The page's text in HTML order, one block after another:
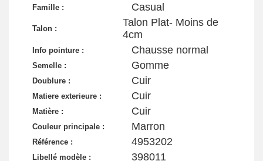
Famille : Casual
Talon :
Talon Plat- Moins de
4cm
Info pointure : Chausse normal
Semelle : Gomme
Doublure : Cuir
Matiere exterieure : Cuir
Matière : Cuir
Couleur principale : Marron
Référence : 4953202
Libellé modèle : 398011